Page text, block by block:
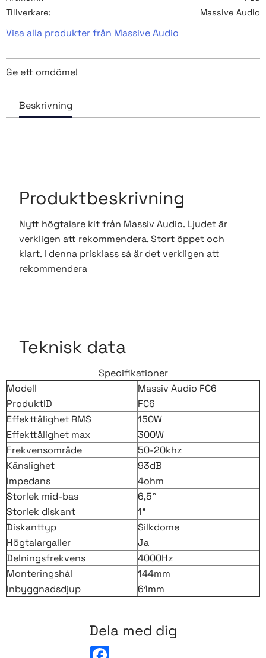
Tillverkare
Massive Audio
Visa alla produkter från Massive Audio
Ge ett omdöme!
Produktbeskrivning
Nytt högtalare kit från Massiv Audio. Ljudet är
verkligen att rekommendera. Stort öppet och
klart. I denna prisklass så är det verkligen att
rekommendera
Teknisk data
Specifikationer
Modell
Massiv Audio FC6
ProduktID
FC6
Effekttålighet RMS
150W
Effekttålighet max
300W
Frekvensområde
50-20khz
Känslighet
93dB
Impedans
4ohm
Storlek mid-bas
6,5"
Storlek diskant
1"
Diskanttyp
Silkdome
Högtalargaller
Ja
Delningsfrekvens
4000Hz
Monteringshål
144mm
Inbyggnadsdjup
61mm
Dela med dig